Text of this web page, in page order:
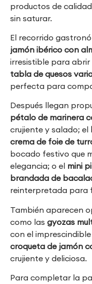
productos de
sin saturar.
El recorrido
jamón ibérico con
irresistible para
tabla de quesos
perfecta para
Después llegan
pétalo de marinera
crujiente y salado; el
crema de foie de
bocado festivo que
elegancia; o el mini
brandada de
reinterpretada para
También aparecen
como las gyozas
con el
croqueta de jamón
crujiente y deliciosa.
Para completar la